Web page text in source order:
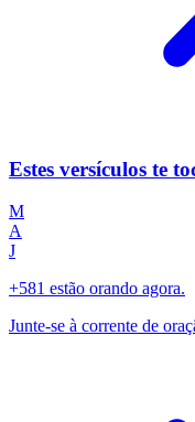
Estes versículos te
M
A
J
+581 estão orando agora.
Junte-se à corrente de